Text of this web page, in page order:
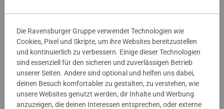
Weihnachtsmann & Co.KG
CHF 18.50
Ähnliche Motive
Achtsam im Augenblick
CHF 15.00
Ähnliche Motive
Die Ravensburger Gruppe verwendet Technologien wie
Cookies, Pixel und Skripte, um ihre Websites bereitzustellen
und kontinuierlich zu verbessern. Einige dieser Technologien
sind essenziell für den sicheren und zuverlässigen Betrieb
unserer Seiten. Andere sind optional und helfen uns dabei,
deinen Besuch komfortabler zu gestalten, zu verstehen, wie
unsere Websites genutzt werden, dir Inhalte und Werbung
anzuzeigen, die deinen Interessen entsprechen, oder externe